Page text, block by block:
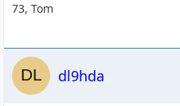
73, Tom
dl9hda